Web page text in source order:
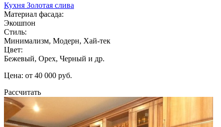
Кухня Золотая слива
Материал фасада:
Экошпон
Стиль:
Минимализм, Модерн, Хай-тек
Цвет:
Бежевый, Орех, Черный и др.
Цена: от 40 000 руб.
Рассчитать